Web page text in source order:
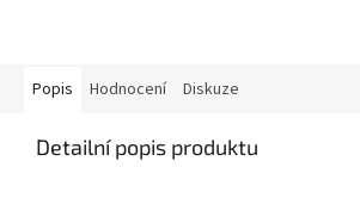
Popis Hodnocení Diskuze
Detailní popis produktu